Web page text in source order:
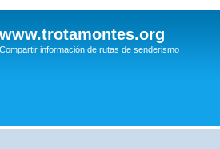
www.trotamontes.org
Compartir información de rutas de senderismo